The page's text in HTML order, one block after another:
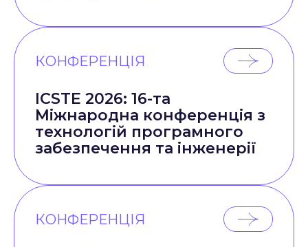
КОНФЕРЕНЦІЯ
ICSTE 2026: 16-та
Міжнародна конференція з
технологій програмного
забезпечення та інженерії
КОНФЕРЕНЦІЯ